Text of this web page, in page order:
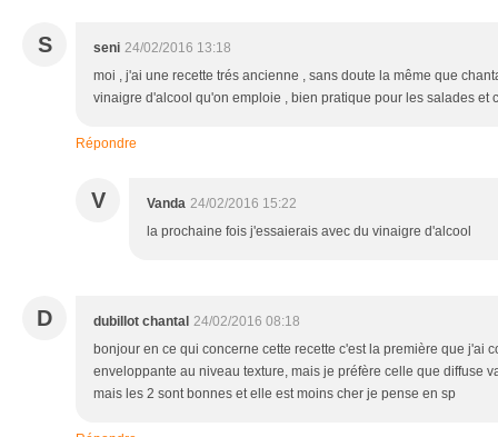
S seni 24/02/2016 13:18
moi , j'ai une recette trés ancienne , sans doute la même que
vinaigre d'alcool qu'on emploie , bien pratique pour les salades et
Répondre
V Vanda 24/02/2016 15:22
la prochaine fois j'essaierais avec du vinaigre d'alcool
D dubillot chantal 24/02/2016 08:18
bonjour en ce qui concerne cette recette c'est la première que j'ai
enveloppante au niveau texture, mais je préfère celle que diffuse
mais les 2 sont bonnes et elle est moins cher je pense en sp